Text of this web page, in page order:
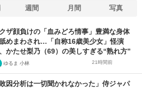
週間 月間 写真
ザ顔負けの「血みどろ情事」豊満な身体
めまわされ…「自称16歳美少女」怪演
かたせ梨乃（69）の美しすぎる“熟れ方”
ゆるま 小林 21時間前
敗因分析は一切聞かれなかった」侍ジャパ